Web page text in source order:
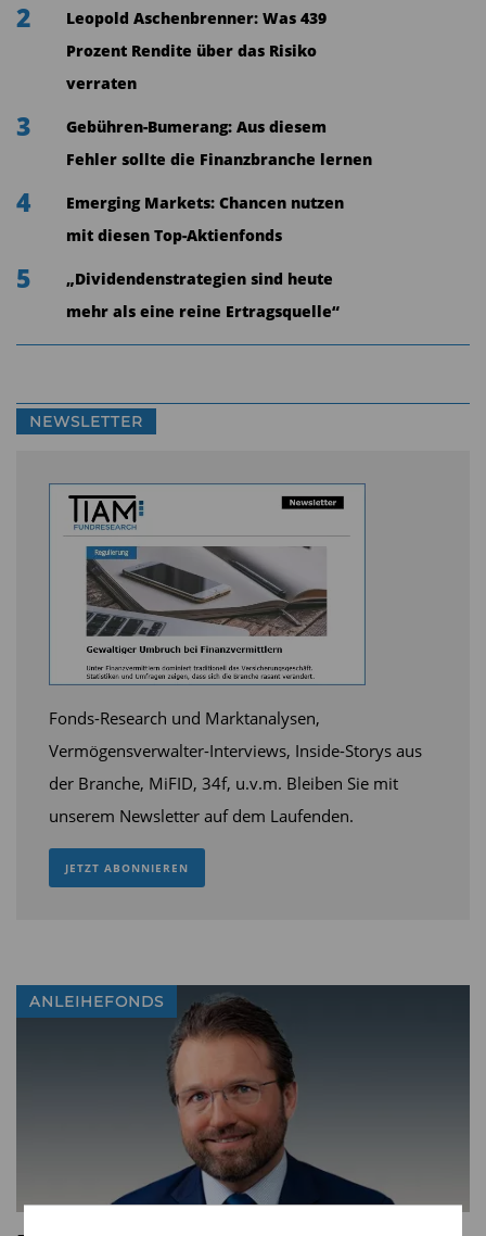
2
Leopold Aschenbrenner: Was 439
Prozent Rendite über das Risiko
verraten
3
Gebühren-Bumerang: Aus diesem
Fehler sollte die Finanzbranche lernen
4
Emerging Markets: Chancen nutzen
mit diesen Top-Aktienfonds
5
„Dividendenstrategien sind heute
mehr als eine reine Ertragsquelle“
NEWSLETTER
Fonds-Research und Marktanalysen,
Vermögensverwalter-Interviews, Inside-Storys aus
der Branche, MiFID, 34f, u.v.m. Bleiben Sie mit
unserem Newsletter auf dem Laufenden.
JETZT ABONNIEREN
ANLEIHEFONDS